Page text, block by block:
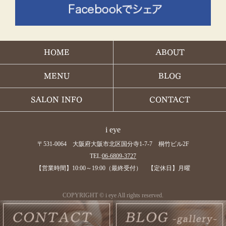
HOME ABOUT
MENU BLOG
SALON INFO CONTACT
i eye
〒531-0064 大阪府大阪市北区国分寺1-7-7 桐竹ビル2F
TEL:06-6809-3727
【営業時間】10:00～19:00（最終受付） 【定休日】月曜
COPYRIGHT © i eye All rights reserved.